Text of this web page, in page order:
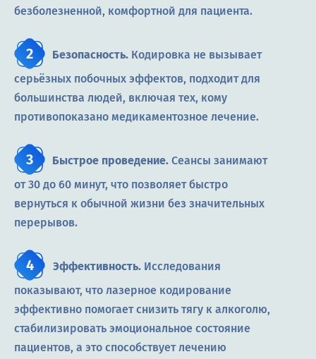
безболезненной, комфортной для пациента.
Безопасность. Кодировка не вызывает
серьёзных побочных эффектов, подходит для
большинства людей, включая тех, кому
противопоказано медикаментозное лечение.
Быстрое проведение. Сеансы занимают
от 30 до 60 минут, что позволяет быстро
вернуться к обычной жизни без значительных
перерывов.
Эффективность. Исследования
показывают, что лазерное кодирование
эффективно помогает снизить тягу к алкоголю,
стабилизировать эмоциональное состояние
пациентов, а это способствует лечению